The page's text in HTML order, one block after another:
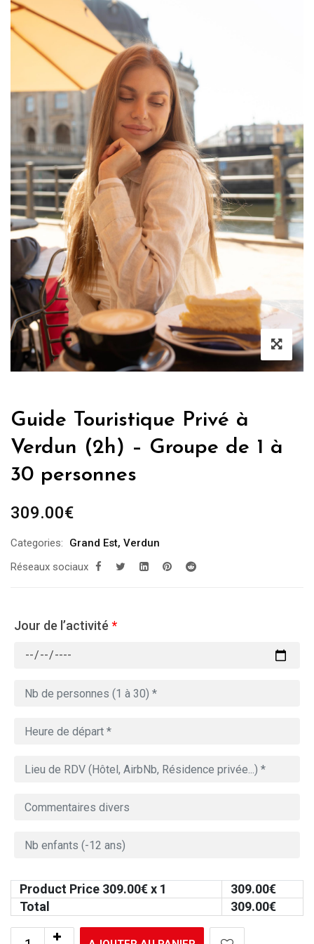
Guide Touristique Privé à
Verdun (2h) – Groupe de 1 à
30 personnes
309.00€
Categories: Grand Est, Verdun
Réseaux sociaux
Jour de l’activité *
Product Price 309.00€ x 1 309.00€
Total
309.00€